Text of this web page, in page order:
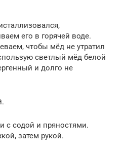
его в горячей воде.
чтобы мёд не утратил
светлый мёд белой
и долго не
с содой и пряностями.
затем рукой.